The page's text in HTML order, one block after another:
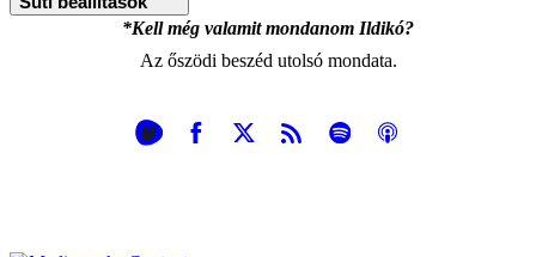
*Kell még valamit mondanom Ildikó?
Az őszödi beszéd utolsó mondata.